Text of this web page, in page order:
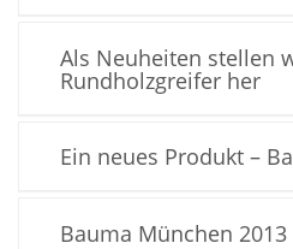
Als Neuheiten stellen
Rundholzgreifer her
Ein neues Produkt –
Bauma München 2013